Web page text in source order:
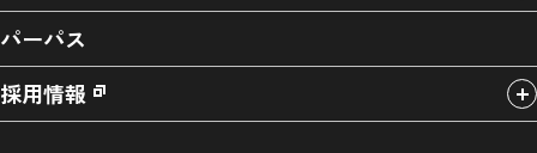
パーパス
採用情報